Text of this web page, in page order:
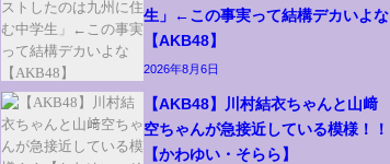
生」←この事実って結構デカいよな
【AKB48】
2026年8月6日
【AKB48】川村結衣ちゃんと山﨑
空ちゃんが急接近している模様！！
【かわゆい・そらら】